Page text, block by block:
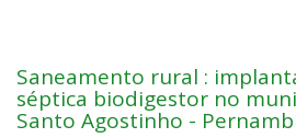
Saneamento rural :
séptica biodigestor no
Santo Agostinho -